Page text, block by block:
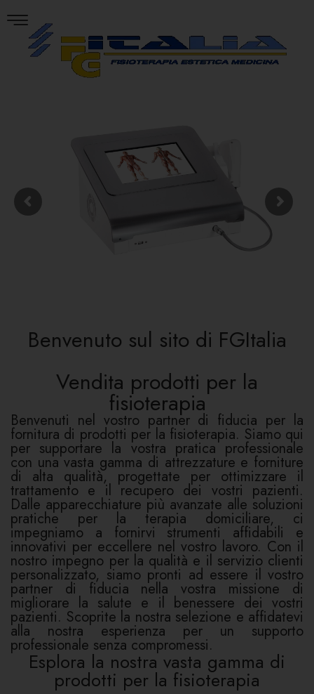
Benvenuto sul sito di FGItalia
Vendita prodotti per la
fisioterapia
Benvenuti nel vostro partner di fiducia per la
fornitura di prodotti per la fisioterapia. Siamo qui
per supportare la vostra pratica professionale
con una vasta gamma di attrezzature e forniture
di alta qualità, progettate per ottimizzare il
trattamento e il recupero dei vostri pazienti.
Dalle apparecchiature più avanzate alle soluzioni
pratiche per la terapia domiciliare, ci
impegniamo a fornirvi strumenti affidabili e
innovativi per eccellere nel vostro lavoro. Con il
nostro impegno per la qualità e il servizio clienti
personalizzato, siamo pronti ad essere il vostro
partner di fiducia nella vostra missione di
migliorare la salute e il benessere dei vostri
pazienti. Scoprite la nostra selezione e affidatevi
alla nostra esperienza per un supporto
professionale senza compromessi.
Esplora la nostra vasta gamma di
prodotti per la fisioterapia